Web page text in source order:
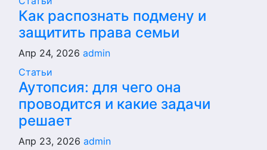
Как распознать подмену и
защитить права семьи
Апр 24, 2026 admin
Статьи
Аутопсия: для чего она
проводится и какие задачи
решает
Апр 23, 2026 admin